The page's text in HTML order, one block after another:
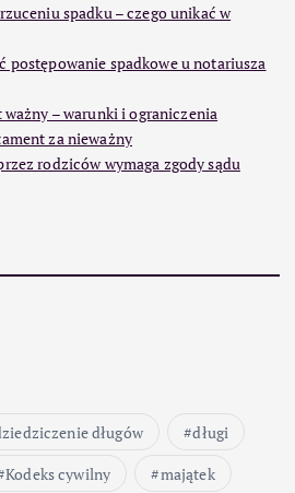
spadku – czego unikać w
postępowanie spadkowe u notariusza
– warunki i ograniczenia
za nieważny
rodziców wymaga zgody sądu
długów
długi
Kodeks cywilny
majątek